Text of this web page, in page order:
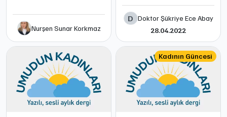
Nurşen Sunar Korkmaz
D Doktor Şükriye Ece Abay
28.04.2022
Kadının Güncesi